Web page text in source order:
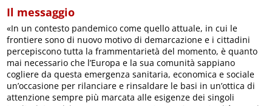
Il messaggio
«In un contesto pandemico come quello attuale, in cui le
frontiere sono di nuovo motivo di demarcazione e i cittadini
percepiscono tutta la frammentarietà del momento, è quanto
mai necessario che l’Europa e la sua comunità sappiano
cogliere da questa emergenza sanitaria, economica e sociale
un’occasione per rilanciare e rinsaldare le basi in un’ottica di
attenzione sempre più marcata alle esigenze dei singoli